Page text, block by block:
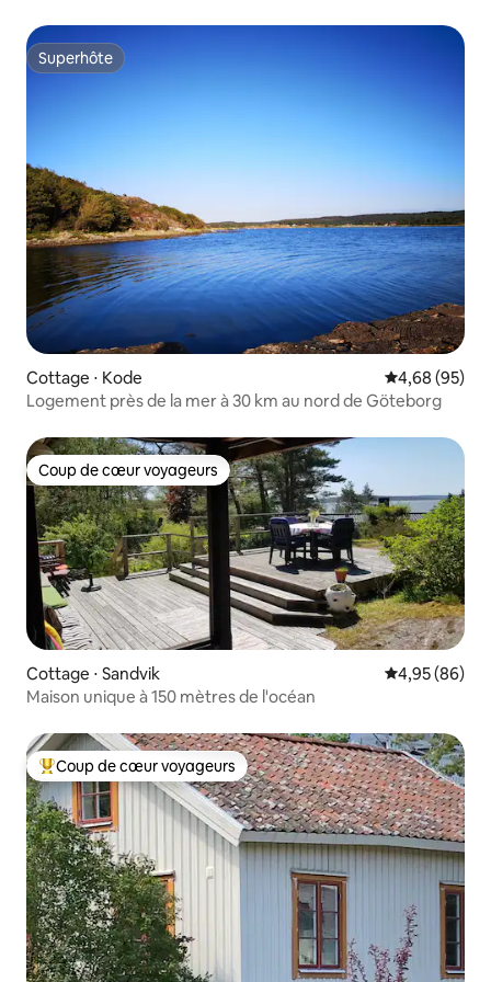
Superhôte
Superhôte
Cottage ⋅ Kode Évaluation
4,68 (95)
Logement près de la mer à 30 km au nord de Göteborg
Coup de cœur voyageurs
Coup de cœur voyageurs
Cottage ⋅ Sandvik Évaluation
4,95 (86)
Maison unique à 150 mètres de l'océan
Coups de cœur voyageurs les plus appréciés
Coup de cœur voyageurs